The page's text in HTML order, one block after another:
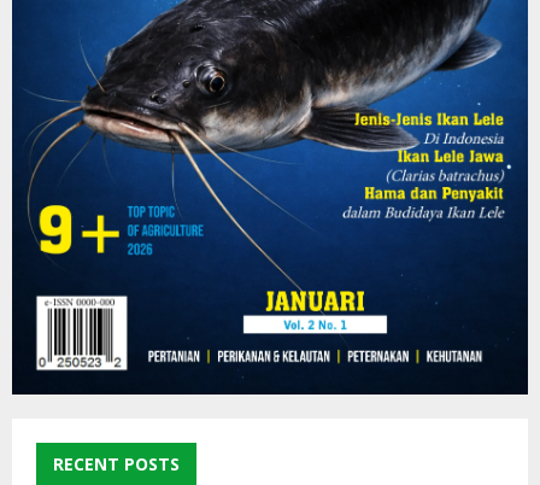
RECENT POSTS